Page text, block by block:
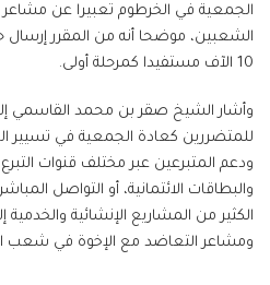
الجمعية في الخرطوم تعبيرا عن مشاعر
الشعبين، موضحا أنه من المقرر إرسال
10 الآف مستفيدا كمرحلة أولى.
وأشار الشيخ صقر بن محمد القاسمي
للمتضررين كعادة الجمعية في تسيير
ودعم المتبرعين عبر مختلف قنوات التبرع
الكثير من المشاريع الإنشائية
ومشاعر التعاضد مع الإخوة في شعب